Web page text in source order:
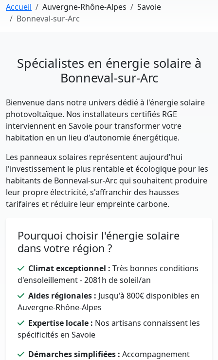
Accueil Auvergne-Rhône-Alpes
Savoie
Bonneval-sur-Arc
Spécialistes en énergie solaire à
Bonneval-sur-Arc
Bienvenue dans notre univers dédié à l'énergie solaire
photovoltaïque. Nos installateurs certifiés RGE
interviennent en Savoie pour transformer votre
habitation en un lieu d'autonomie énergétique.
Les panneaux solaires représentent aujourd'hui
l'investissement le plus rentable et écologique pour les
habitants de Bonneval-sur-Arc qui souhaitent produire
leur propre électricité, s'affranchir des hausses
tarifaires et réduire leur empreinte carbone.
Pourquoi choisir l'énergie solaire
dans votre région ?
Climat exceptionnel : Très bonnes conditions
d'ensoleillement - 2081h de soleil/an
Aides régionales : Jusqu'à 800€ disponibles en
Auvergne-Rhône-Alpes
Expertise locale : Nos artisans connaissent les
spécificités en Savoie
Démarches simplifiées : Accompagnement